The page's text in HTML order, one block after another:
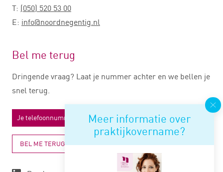
Meer informatie over
praktijkovername?
T: (050) 520 53 00
E: info@noordnegentig.nl
Bel me terug
Dringende vraag? Laat je nummer achter en we bellen je
snel terug.
BEL ME TERUG